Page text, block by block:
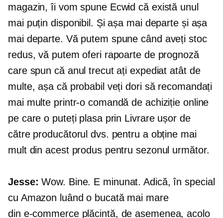
magazin, îi vom spune Ecwid că există unul
mai puțin disponibil. Și așa mai departe și așa
mai departe. Vă putem spune când aveți stoc
redus, vă putem oferi rapoarte de prognoză
care spun că anul trecut ați expediat atât de
multe, așa că probabil veți dori să recomandați
mai multe printr-o comandă de achiziție online
pe care o puteți plasa prin Livrare ușor de
către producătorul dvs. pentru a obține mai
mult din acest produs pentru sezonul următor.
Jesse: Wow. Bine. E minunat. Adică, în special
cu Amazon luând o bucată mai mare
din e-commerceplăcintă, de asemenea, acolo